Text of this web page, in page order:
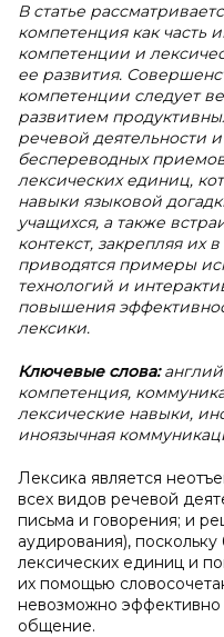
В статье
компетенция как часть
компетенции и
ее развития.
компетенции следует
развитием
речевой деятельности
беспереводных
лексических единиц,
навыки языковой
учащихся, а также
контекст, закрепляя их
приводятся примеры
технологий и
повышения
лексики.
Ключевые слова:
компетенция,
лексические навыки,
иноязычная
Лексика является
всех видов речевой
письма и говорения; и
аудирования),
лексических единиц и
их помощью
невозможно эффективно
общение.